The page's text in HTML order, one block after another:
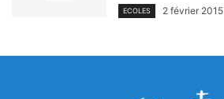
ECOLES 2 février 2015